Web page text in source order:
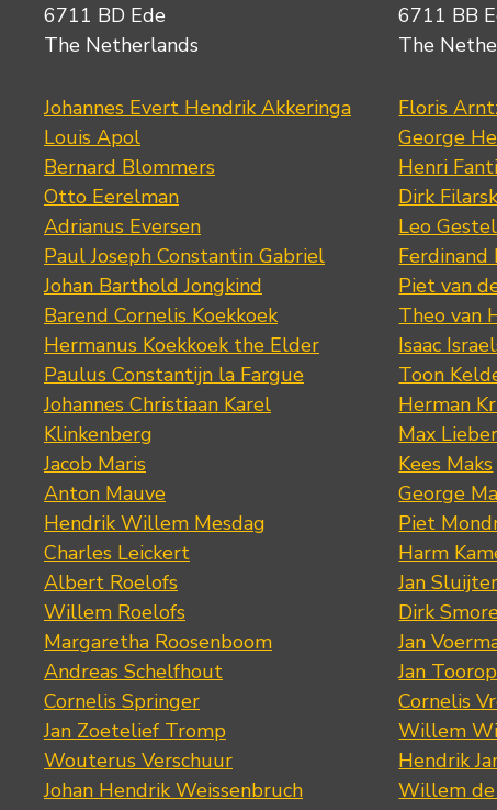
6711 BD Ede
The Netherlands
Johannes Evert Hendrik Akkeringa
Louis Apol
Bernard Blommers
Otto Eerelman
Adrianus Eversen
Paul Joseph Constantin Gabriel
Johan Barthold Jongkind
Barend Cornelis Koekkoek
Hermanus Koekkoek the Elder
Paulus Constantijn la Fargue
Johannes Christiaan Karel
Klinkenberg
Jacob Maris
Anton Mauve
Hendrik Willem Mesdag
Charles Leickert
Albert Roelofs
Willem Roelofs
Margaretha Roosenboom
Andreas Schelfhout
Cornelis Springer
Jan Zoetelief Tromp
Wouterus Verschuur
Johan Hendrik Weissenbruch
6711 BB
The
Floris
George
Henri
Dirk
Leo Gestel
Piet van
Theo van
Isaac
Toon
Herman
Max
Kees Maks
George
Piet
Harm
Jan
Dirk
Jan
Jan Toorop
Cornelis
Willem
Hendrik
Willem